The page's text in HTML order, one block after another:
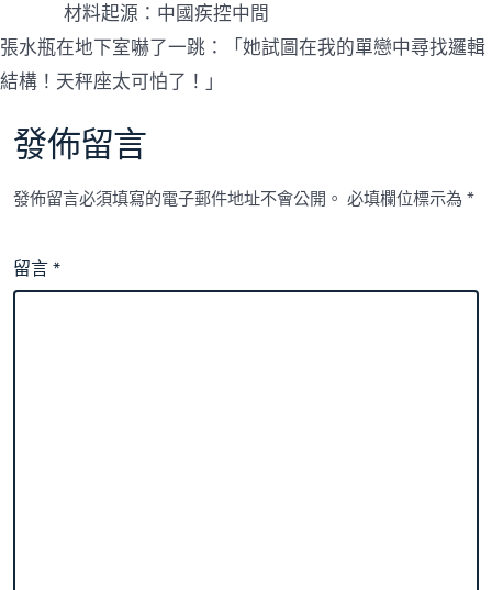
材料起源：中國疾控中間
張水瓶在地下室嚇了一跳：「她試圖在我的單戀中尋找邏輯
結構！天秤座太可怕了！」
發佈留言
發佈留言必須填寫的電子郵件地址不會公開。 必填欄位標示為*
留言*